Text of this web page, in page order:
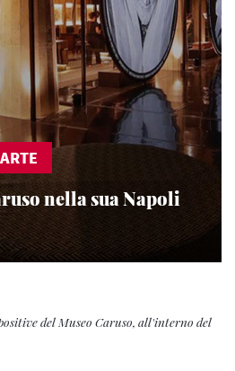
ARTE
nella sua Napoli
del Museo Caruso, all'interno del